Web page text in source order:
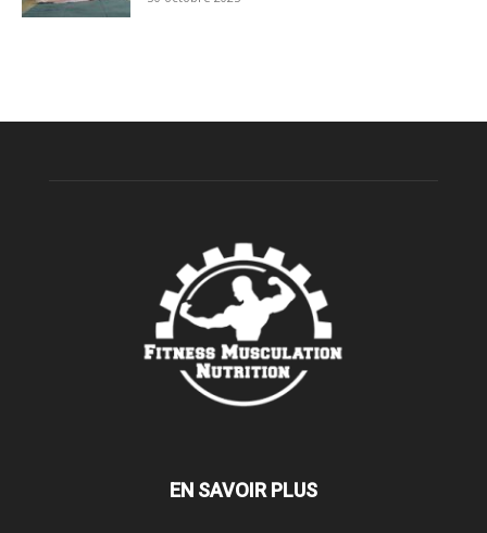
EN SAVOIR PLUS